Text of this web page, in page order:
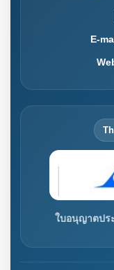
E-
ใบอนุญาตปร